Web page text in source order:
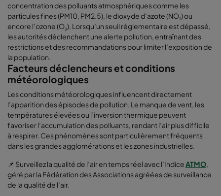
concentration des polluants atmosphériques comme les
particules fines (PM10, PM2.5), le dioxyde d’azote (NO₂) ou
encore l’ozone (O₃). Lorsqu’un seuil réglementaire est dépassé,
les autorités déclenchent une alerte pollution, entraînant des
restrictions et des recommandations pour limiter l’exposition de
la population.
Facteurs déclencheurs et conditions
météorologiques
Les conditions météorologiques influencent directement
l’apparition des épisodes de pollution. Le manque de vent, les
températures élevées ou l’inversion thermique peuvent
favoriser l’accumulation des polluants, rendant l’air plus difficile
à respirer. Ces phénomènes sont particulièrement fréquents
dans les grandes agglomérations et les zones industrielles.
📌 Surveillez la qualité de l’air en temps réel avec l’IndiceATMO,
géré par la Fédération des Associations agréées de surveillance
de la qualité de l’air.